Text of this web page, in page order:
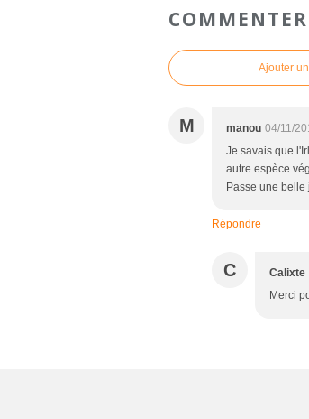
Ajouter
M manou 04/11/
Je savais que
autre espèce
Passe une belle
Répondre
C Calixte
Merci